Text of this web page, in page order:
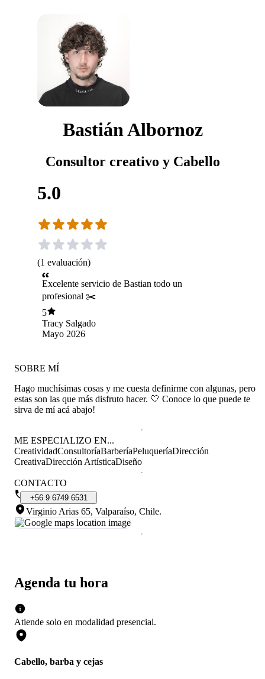
Bastián Albornoz
Consultor creativo y Cabello
5.0
(1 evaluación)
Excelente servicio de Bastian todo un
profesional ✂️
5
Tracy Salgado
Mayo 2026
Agenda tu hora
Atiende solo en modalidad presencial.
Cabello, barba y cejas
SOBRE MÍ
Hago muchísimas cosas y me cuesta definirme con algunas, pero
estas son las que más disfruto hacer. 🤍 Conoce lo que puede te
sirva de mí acá abajo!
ME ESPECIALIZO EN...
CreatividadConsultoríaBarberíaPeluqueríaDirección
CreativaDirección ArtísticaDiseño
CONTACTO
+56 9 6749 6531
Virginio Arias 65, Valparaíso, Chile.